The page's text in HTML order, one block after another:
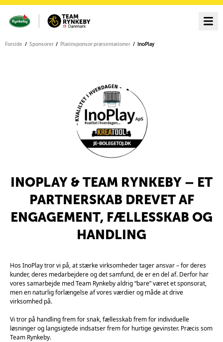
Forside Sponsorer Platinsponsor præsentationer InoPlay
INOPLAY & TEAM RYNKEBY – ET
PARTNERSKAB DREVET AF
ENGAGEMENT, FÆLLESSKAB OG
HANDLING
Hos InoPlay tror vi på, at stærke virksomheder tager ansvar – for deres
kunder, deres medarbejdere og det samfund, de er en del af. Derfor har
vores samarbejde med Team Rynkeby aldrig “bare” været et sponsorat,
men en naturlig forlængelse af vores værdier og måde at drive
virksomhed på.
Vi tror på handling frem for snak, fællesskab frem for individuelle
løsninger og langsigtede indsatser frem for hurtige gevinster. Præcis som
Team Rynkeby.